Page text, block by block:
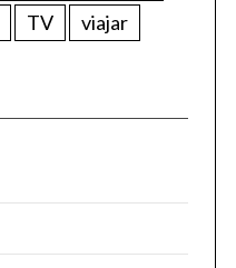
TV
viajar